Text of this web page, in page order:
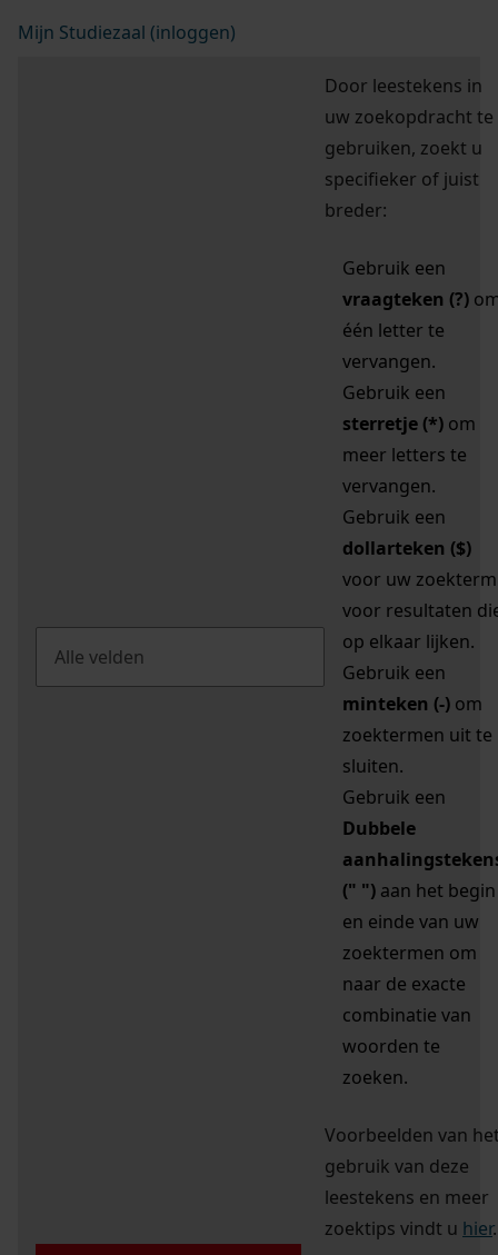
Mijn Studiezaal (inloggen)
Door leestekens in
uw zoekopdracht te
gebruiken, zoekt u
specifieker of juist
breder:
Gebruik een
vraagteken (?)
één letter te
vervangen.
Gebruik een
sterretje (*) om
meer letters te
vervangen.
Gebruik een
dollarteken ($)
voor uw zoekterm
voor resultaten
op elkaar lijken.
Gebruik een
minteken (-) om
zoektermen uit te
sluiten.
Gebruik een
Dubbele
(" ") aan het begin
en einde van uw
zoektermen om
naar de exacte
combinatie van
woorden te
zoeken.
Voorbeelden van
gebruik van deze
leestekens en meer
zoektips vindt u hier.